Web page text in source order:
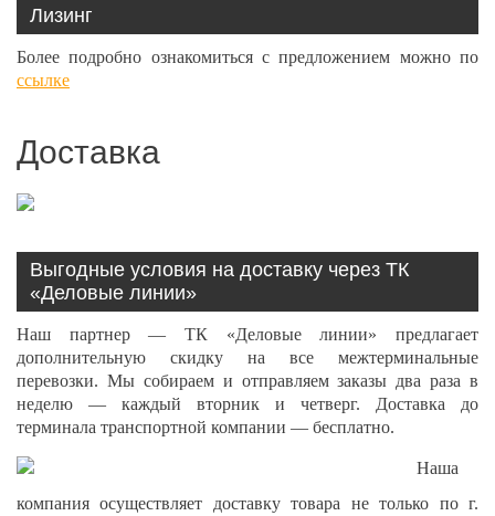
Лизинг
Более подробно ознакомиться с предложением можно по
ссылке
Доставка
Выгодные условия на доставку через ТК
«Деловые линии»
Наш партнер — ТК «Деловые линии» предлагает
дополнительную скидку на все межтерминальные
перевозки. Мы собираем и отправляем заказы два раза в
неделю — каждый вторник и четверг. Доставка до
терминала транспортной компании — бесплатно.
Наша
компания осуществляет доставку товара не только по г.